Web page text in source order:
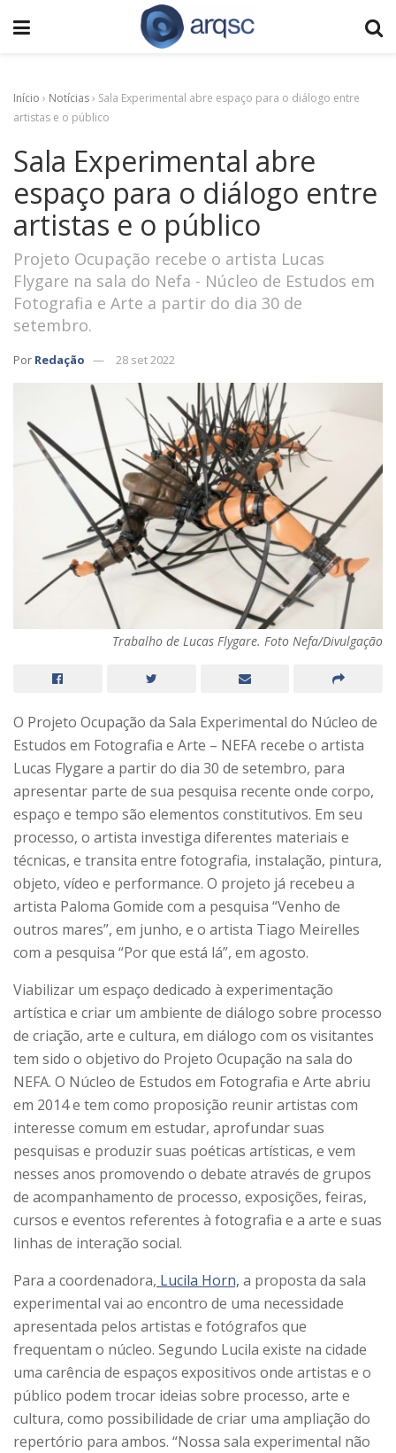
Início › Notícias› Sala Experimental abre espaço para o diálogo entre
artistas e o público
Sala Experimental abre
espaço para o diálogo entre
artistas e o público
Projeto Ocupação recebe o artista Lucas
Flygare na sala do Nefa - Núcleo de Estudos em
Fotografia e Arte a partir do dia 30 de
setembro.
Por Redação 28 set 2022
Trabalho de Lucas Flygare. Foto Nefa/Divulgação
O Projeto Ocupação da Sala Experimental do Núcleo de
Estudos em Fotografia e Arte – NEFA recebe o artista
Lucas Flygare a partir do dia 30 de setembro, para
apresentar parte de sua pesquisa recente onde corpo,
espaço e tempo são elementos constitutivos. Em seu
processo, o artista investiga diferentes materiais e
técnicas, e transita entre fotografia, instalação, pintura,
objeto, vídeo e performance. O projeto já recebeu a
artista Paloma Gomide com a pesquisa “Venho de
outros mares”, em junho, e o artista Tiago Meirelles
com a pesquisa “Por que está lá”, em agosto.
Viabilizar um espaço dedicado à experimentação
artística e criar um ambiente de diálogo sobre processo
de criação, arte e cultura, em diálogo com os visitantes
tem sido o objetivo do Projeto Ocupação na sala do
NEFA. O Núcleo de Estudos em Fotografia e Arte abriu
em 2014 e tem como proposição reunir artistas com
interesse comum em estudar, aprofundar suas
pesquisas e produzir suas poéticas artísticas, e vem
nesses anos promovendo o debate através de grupos
de acompanhamento de processo, exposições, feiras,
cursos e eventos referentes à fotografia e a arte e suas
linhas de interação social.
Para a coordenadora, Lucila Horn, a proposta da sala
experimental vai ao encontro de uma necessidade
apresentada pelos artistas e fotógrafos que
frequentam o núcleo. Segundo Lucila existe na cidade
uma carência de espaços expositivos onde artistas e o
público podem trocar ideias sobre processo, arte e
cultura, como possibilidade de criar uma ampliação do
repertório para ambos. “Nossa sala experimental não